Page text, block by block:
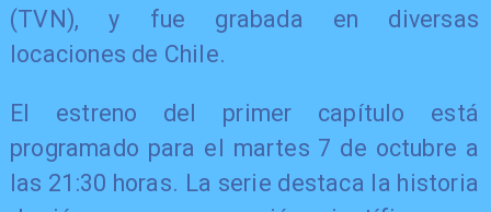
(TVN), y fue grabada en diversas
locaciones de Chile.
El estreno del primer capítulo está
programado para el martes 7 de octubre a
las 21:30 horas. La serie destaca la historia